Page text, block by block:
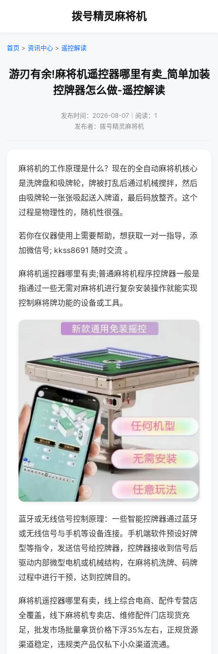
拨号精灵麻将机
首页 > 资讯中心 > 遥控解读
游刃有余!麻将机遥控器哪里有卖_简单加装
控牌器怎么做-遥控解读
发布时间：2026-08-07｜阅读：1
发布者：拨号精灵麻将机
麻将机的工作原理是什么？现在的全自动麻将机核心
是洗牌盘和吸牌轮，牌被打乱后通过机械搅拌，然后
由吸牌轮一张张吸起送入牌道，最后码放整齐。这个
过程是物理性的，随机性很强。
若你在仪器使用上需要帮助，想获取一对一指导，添
加微信号; kkss8691 随时交流 。
麻将机遥控器哪里有卖;普通麻将机程序控牌器一般是
指通过一些无需对麻将机进行复杂安装操作就能实现
控制麻将牌功能的设备或工具。
蓝牙或无线信号控制原理：一些智能控牌器通过蓝牙
或无线信号与手机等设备连接。手机端软件预设好牌
型等指令，发送信号给控牌器，控牌器接收到信号后
驱动内部微型电机或机械结构，在麻将机洗牌、码牌
过程中进行干预，达到控牌目的。
麻将机遥控器哪里有卖，线上综合电商、配件专营店
全覆盖，线下麻将机专卖店、维修配件门店现货充
足，批发市场批量拿货价格下浮35%左右，正规货源
渠道稳定，违规类产品仅私下小众渠道流通。